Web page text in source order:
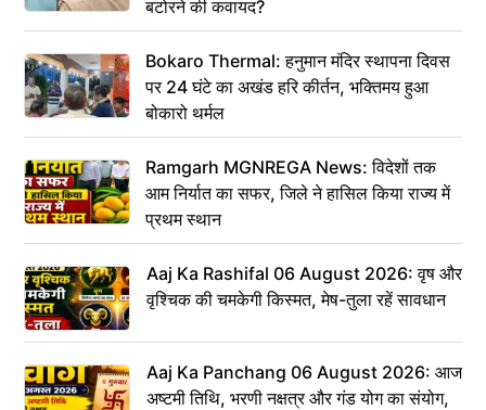
बटोरने की कवायद?
Bokaro Thermal: हनुमान मंदिर स्थापना दिवस
पर 24 घंटे का अखंड हरि कीर्तन, भक्तिमय हुआ
बोकारो थर्मल
Ramgarh MGNREGA News: विदेशों तक
आम निर्यात का सफर, जिले ने हासिल किया राज्य में
प्रथम स्थान
Aaj Ka Rashifal 06 August 2026: वृष और
वृश्चिक की चमकेगी किस्मत, मेष-तुला रहें सावधान
Aaj Ka Panchang 06 August 2026: आज
अष्टमी तिथि, भरणी नक्षत्र और गंड योग का संयोग,